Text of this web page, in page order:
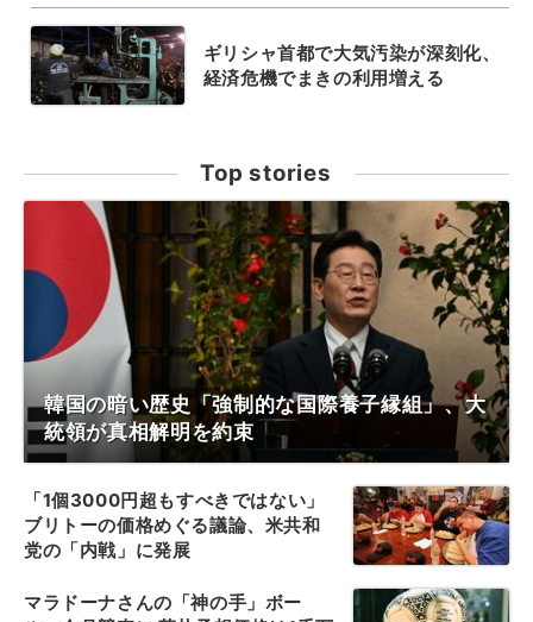
ギリシャ首都で大気汚染が深刻化、
経済危機でまきの利用増える
Top stories
韓国の暗い歴史「強制的な国際養子縁組」、大
統領が真相解明を約束
「1個3000円超もすべきではない」
ブリトーの価格めぐる議論、米共和
党の「内戦」に発展
マラドーナさんの「神の手」ボー